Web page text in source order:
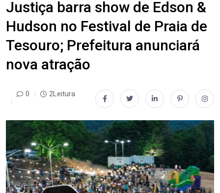
Justiça barra show de Edson &
Hudson no Festival de Praia de
Tesouro; Prefeitura anunciará
nova atração
0 2Leitura